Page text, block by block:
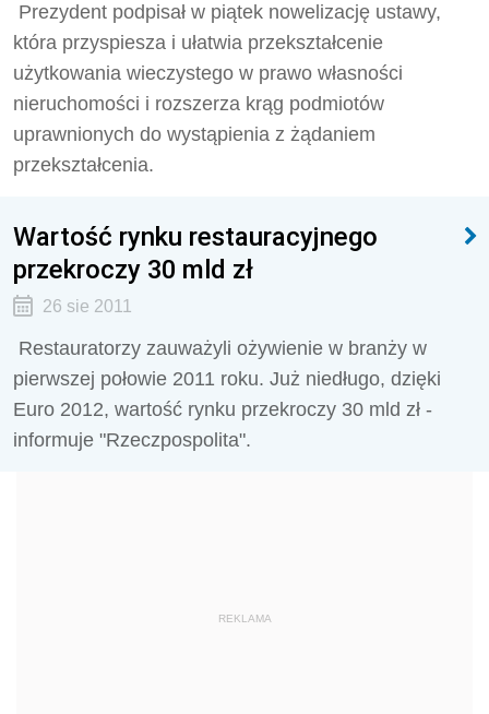
Prezydent podpisał w piątek nowelizację ustawy,
która przyspiesza i ułatwia przekształcenie
użytkowania wieczystego w prawo własności
nieruchomości i rozszerza krąg podmiotów
uprawnionych do wystąpienia z żądaniem
przekształcenia.
Wartość rynku restauracyjnego
przekroczy 30 mld zł
26 sie 2011
Restauratorzy zauważyli ożywienie w branży w
pierwszej połowie 2011 roku. Już niedługo, dzięki
Euro 2012, wartość rynku przekroczy 30 mld zł -
informuje "Rzeczpospolita".
REKLAMA